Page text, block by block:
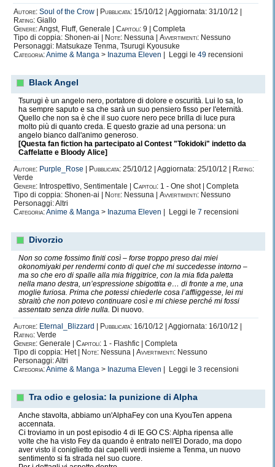
Autore: Soul of the Crow Pubblicata: 15/10/12 | Aggiornata: 31/10/12 |
Rating: Giallo
Genere:Angst, Fluff, Generale | Capitoli: 9 | Completa
Tipo di coppia: Shonen-ai |
Note: Nessuna | Avvertimenti: Nessuno
Personaggi: Matsukaze Tenma, Tsurugi Kyousuke
Categoria:Anime & Manga > Inazuma Eleven | Leggi le 49 recensioni
Black Angel
Tsurugi è un angelo nero, portatore di dolore e oscurità. Lui lo sa, lo
ha sempre saputo e sa che sarà un suo pensiero fisso per l'eternità.
Quello che non sa è che il suo cuore nero pece brilla di luce pura
molto più di quanto creda. E questo grazie ad una persona: un
angelo bianco dall'animo generoso.
[Questa fan fiction ha partecipato al Contest "Tokidoki" indetto da
Caffelatte e Bloody Alice]
Autore: Purple_Rose Pubblicata: 25/10/12 | Aggiornata: 25/10/12 |
Rating:
Verde
Genere: Introspettivo, Sentimentale | Capitoli: 1 - One shot | Completa
Tipo di coppia: Shonen-ai |
Note: Nessuna | Avvertimenti: Nessuno
Personaggi: Altri
Categoria:Anime & Manga > Inazuma Eleven | Leggi le 7 recensioni
Divorzio
Non so come fossimo finiti così – forse troppo preso dai miei
okonomiyaki per rendermi conto di quel che mi succedesse intorno –
ma so che ero di spalle alla mia friggitrice, con la mia fida paletta
nella mano destra, un’espressione sbigottita e… di fronte a me, una
moglie furiosa. Prima che potessi chiederle cosa l’affliggesse, lei mi
sbraitò che non potevo continuare così e mi chiese perché mi fossi
assentato senza dirle nulla. Di nuovo.
Autore: Eternal_Blizzard Pubblicata: 16/10/12 | Aggiornata: 16/10/12 |
Rating: Verde
Genere: Generale | Capitoli: 1 - Flashfic | Completa
Tipo di coppia: Het |
Note: Nessuna | Avvertimenti: Nessuno
Personaggi: Altri
Categoria:Anime & Manga > Inazuma Eleven | Leggi le 3 recensioni
Tra odio e gelosia: la punizione di Alpha
Anche stavolta, abbiamo un'AlphaFey con una KyouTen appena
accennata.
Ci troviamo in un post episodio 4 di IE GO CS: Alpha ripensa alle
volte che ha visto Fey da quando è entrato nell'El Dorado, ma dopo
aver visto il coniglietto dai capelli verdi insieme a Tenma, un nuovo
sentimento si fa strada nel suo cuore.